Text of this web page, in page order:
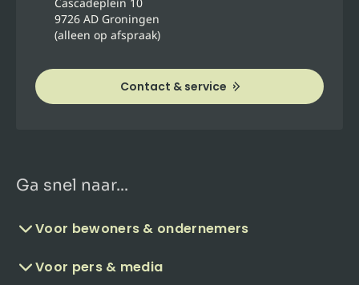
9726 AD Groningen
(alleen op afspraak)
Contact & service
Ga snel naar...
Voor bewoners & ondernemers
Voor pers & media